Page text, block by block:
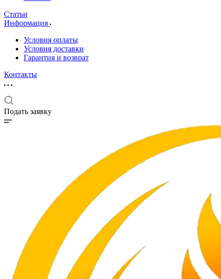
Статьи
Информация
Условия оплаты
Условия доставки
Гарантия и возврат
Контакты
Подать заявку